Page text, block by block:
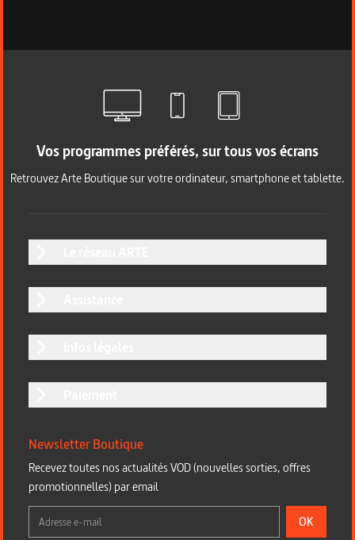
Vos programmes préférés, sur tous vos écrans
Retrouvez Arte Boutique sur votre ordinateur, smartphone et tablette.
Newsletter Boutique
Recevez toutes nos actualités VOD (nouvelles sorties, offres
promotionnelles) par email
OK